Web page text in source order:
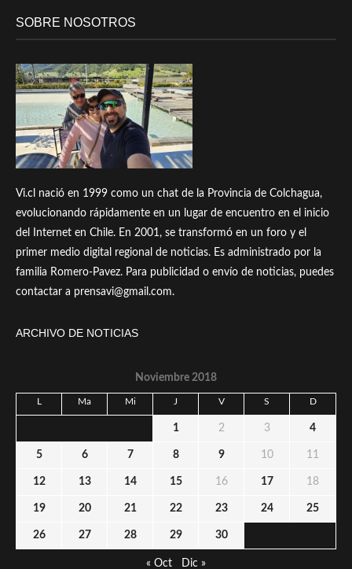
SOBRE NOSOTROS
Vi.cl nació en 1999 como un chat de la Provincia de Colchagua,
evolucionando rápidamente en un lugar de encuentro en el inicio
del Internet en Chile. En 2001, se transformó en un foro y el
primer medio digital regional de noticias. Es administrado por la
familia Romero-Pavez. Para publicidad o envío de noticias, puedes
contactar a prensavi@gmail.com.
ARCHIVO DE NOTICIAS
Noviembre 2018
L Ma Mi J V S D
1 2 3 4
5 6 7 8 9 10 11
12 13 14 15 16 17 18
19 20 21 22 23 24 25
26 27 28 29 30
« Oct Dic »